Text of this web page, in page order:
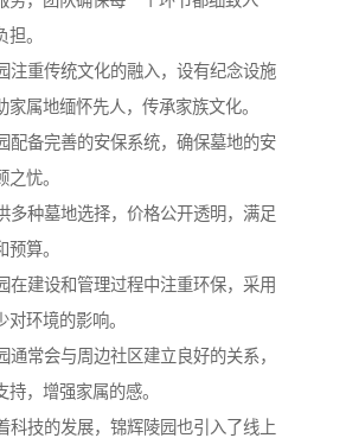
。
注重传统文化的融入，设有纪念设施
家属地缅怀先人，传承家族文化。
配备完善的安保系统，确保墓地的安
忧。
多种墓地选择，价格公开透明，满足
算。
在建设和管理过程中注重环保，采用
环境的影响。
通常会与周边社区建立良好的关系，
，增强家属的感。
科技的发展，锦辉陵园也引入了线上